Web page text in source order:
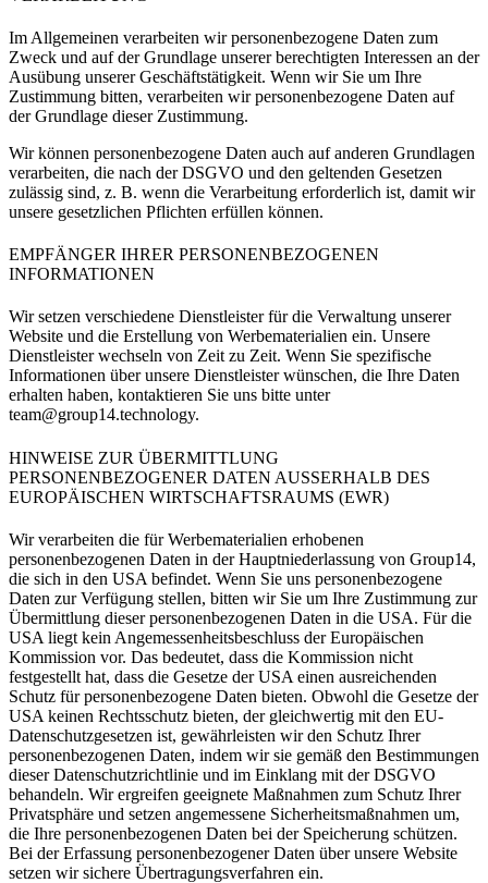
Im Allgemeinen verarbeiten wir personenbezogene Daten zum
Zweck und auf der Grundlage unserer berechtigten Interessen an der
Ausübung unserer Geschäftstätigkeit. Wenn wir Sie um Ihre
Zustimmung bitten, verarbeiten wir personenbezogene Daten auf
der Grundlage dieser Zustimmung.
Wir können personenbezogene Daten auch auf anderen Grundlagen
verarbeiten, die nach der DSGVO und den geltenden Gesetzen
zulässig sind, z. B. wenn die Verarbeitung erforderlich ist, damit wir
unsere gesetzlichen Pflichten erfüllen können.
EMPFÄNGER IHRER PERSONENBEZOGENEN
INFORMATIONEN
Wir setzen verschiedene Dienstleister für die Verwaltung unserer
Website und die Erstellung von Werbematerialien ein. Unsere
Dienstleister wechseln von Zeit zu Zeit. Wenn Sie spezifische
Informationen über unsere Dienstleister wünschen, die Ihre Daten
erhalten haben, kontaktieren Sie uns bitte unter
team@group14.technology.
HINWEISE ZUR ÜBERMITTLUNG
PERSONENBEZOGENER DATEN AUSSERHALB DES
EUROPÄISCHEN WIRTSCHAFTSRAUMS (EWR)
Wir verarbeiten die für Werbematerialien erhobenen
personenbezogenen Daten in der Hauptniederlassung von Group14,
die sich in den USA befindet. Wenn Sie uns personenbezogene
Daten zur Verfügung stellen, bitten wir Sie um Ihre Zustimmung zur
Übermittlung dieser personenbezogenen Daten in die USA. Für die
USA liegt kein Angemessenheitsbeschluss der Europäischen
Kommission vor. Das bedeutet, dass die Kommission nicht
festgestellt hat, dass die Gesetze der USA einen ausreichenden
Schutz für personenbezogene Daten bieten. Obwohl die Gesetze der
USA keinen Rechtsschutz bieten, der gleichwertig mit den EU-
Datenschutzgesetzen ist, gewährleisten wir den Schutz Ihrer
personenbezogenen Daten, indem wir sie gemäß den Bestimmungen
dieser Datenschutzrichtlinie und im Einklang mit der DSGVO
behandeln. Wir ergreifen geeignete Maßnahmen zum Schutz Ihrer
Privatsphäre und setzen angemessene Sicherheitsmaßnahmen um,
die Ihre personenbezogenen Daten bei der Speicherung schützen.
Bei der Erfassung personenbezogener Daten über unsere Website
setzen wir sichere Übertragungsverfahren ein.